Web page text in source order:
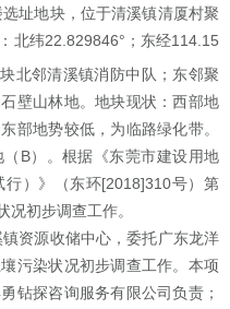
址地块，位于清溪镇清厦村聚
北纬22.829846° ；东经114.15
北邻清溪镇消防中队 ；东邻聚
石壁山林地。地块现状：西部地
部地势较低，为临路绿化带。
B） 。 根据 《东莞市建设用地
行）》（东环[2018]310号）第
况初步调查工作。
资源收储中心，委托广东龙洋
污染状况初步调查工作。本项
钻探咨询服务有限公司负责；